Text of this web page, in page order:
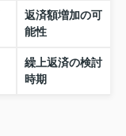
返済額増加の可
能性
繰上返済の検討
時期